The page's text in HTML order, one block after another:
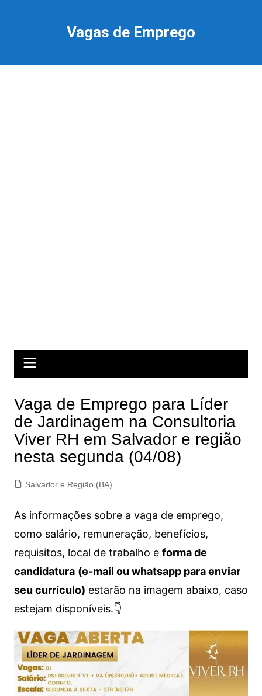
Vagas de Emprego
Vaga de Emprego para Líder
de Jardinagem na Consultoria
Viver RH em Salvador e região
nesta segunda (04/08)
Salvador e Região (BA)
As informações sobre a vaga de emprego,
como salário, remuneração, benefícios,
requisitos, local de trabalho e forma de
candidatura (e-mail ou whatsapp para enviar
seu currículo) estarão na imagem abaixo, caso
estejam disponíveis.👇